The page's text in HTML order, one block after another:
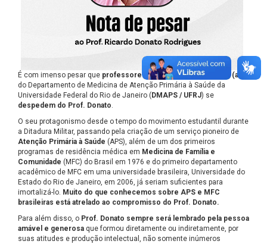
É com imenso pesar que professores (as) e demais membros (as)
do Departamento de Medicina de Atenção Primária à Saúde da
Universidade Federal do Rio de Janeiro ( DMAPS / UFRJ) se
despedem do Prof. Donato.
O seu protagonismo desde o tempo do movimento estudantil durante
a Ditadura Militar, passando pela criação de um serviço pioneiro de
Atenção Primária à Saúde (APS), além de um dos primeiros
programas de residência médica em Medicina de Família e
Comunidade (MFC) do Brasil em 1976 e do primeiro departamento
acadêmico de MFC em uma universidade brasileira, Universidade do
Estado do Rio de Janeiro, em 2006, já seriam suficientes para
imortalizá-lo. Muito do que conhecemos sobre APS e MFC
brasileiras está atrelado ao compromisso do Prof. Donato.
Para além disso, o Prof. Donato sempre será lembrado pela pessoa
amável e generosa que formou diretamente ou indiretamente, por
suas atitudes e produção intelectual, não somente inúmeros